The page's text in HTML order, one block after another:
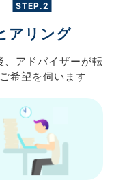
STEP.2
アリング
アドバイザーが転
ご希望を伺います